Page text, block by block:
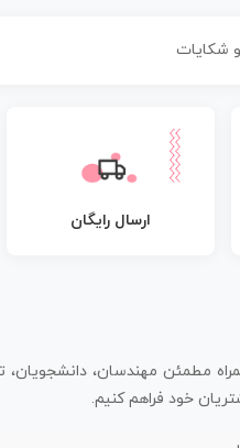
و شکایات
ارسال رایگان
مطمئن مهندسان، دانشجویان،
خود فراهم کنیم.